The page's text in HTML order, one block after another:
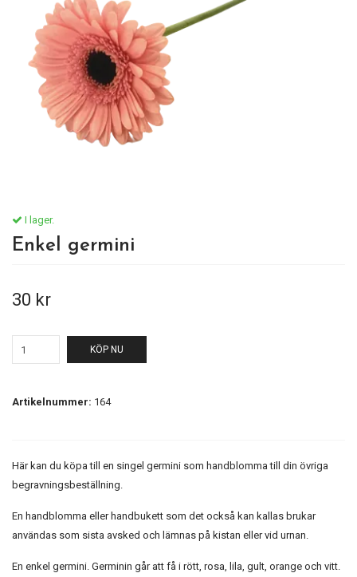
I lager.
Enkel germini
30 kr
KÖP NU
Artikelnummer: 164
Här kan du köpa till en singel germini som handblomma till din övriga
begravningsbeställning.
En handblomma eller handbukett som det också kan kallas brukar
användas som sista avsked och lämnas på kistan eller vid urnan.
En enkel germini. Germinin går att få i rött, rosa, lila, gult, orange och vitt.